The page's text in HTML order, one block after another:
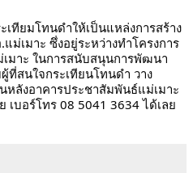
ทียมโทนดำให้เป็นแหล่งการสร้าง
ม่เมาะ ซึ่งอยู่ระหว่างทำโครงการ
มาะ ในการสนับสนุนการพัฒนา
ที่สนใจกระเทียนโทนดำ วาง
หลังอาคารประชาสัมพันธ์แม่เมาะ
บอร์โทร 08 5041 3634 ได้เลย